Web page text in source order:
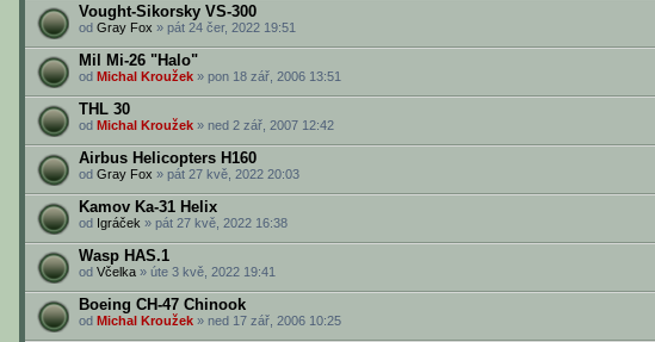
Vought-Sikorsky VS-300
od Gray Fox » pát 24 čer, 2022 19:51
Mil Mi-26 "Halo"
od Michal Kroužek » pon 18 zář, 2006 13:51
THL 30
od Michal Kroužek » ned 2 zář, 2007 12:42
Airbus Helicopters H160
od Gray Fox » pát 27 kvě, 2022 20:03
Kamov Ka-31 Helix
od Igráček » pát 27 kvě, 2022 16:38
Wasp HAS.1
od Včelka » úte 3 kvě, 2022 19:41
Boeing CH-47 Chinook
od Michal Kroužek » ned 17 zář, 2006 10:25